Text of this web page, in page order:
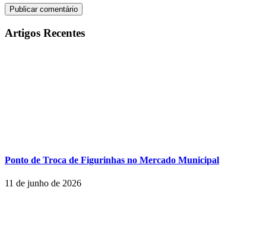
Artigos Recentes
Ponto de Troca de Figurinhas no Mercado Municipal
11 de junho de 2026